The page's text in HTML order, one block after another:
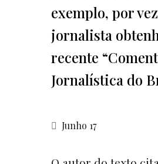
exemplo, por
jornalista
recente
Jornalística do
Junho 17